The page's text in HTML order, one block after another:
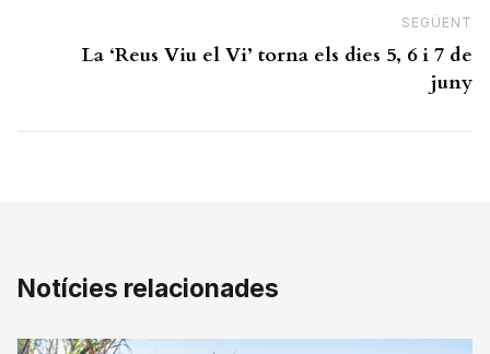
SEGÜENT
La ‘Reus Viu el Vi’ torna els dies 5, 6 i 7 de
juny
Notícies relacionades